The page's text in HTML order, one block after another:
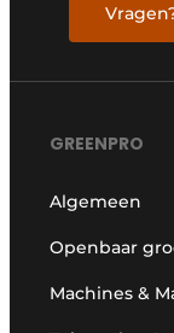
GREENPRO
Algemeen
Openbaar
Machines &